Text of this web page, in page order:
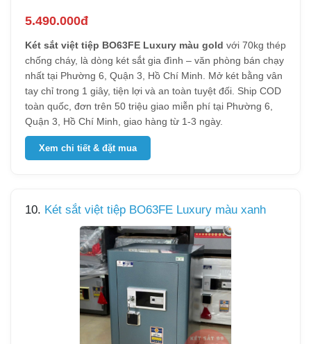
5.490.000đ
Két sắt việt tiệp BO63FE Luxury màu gold với 70kg thép
chống cháy, là dòng két sắt gia đình – văn phòng bán chạy
nhất tại Phường 6, Quận 3, Hồ Chí Minh. Mở két bằng vân
tay chỉ trong 1 giây, tiện lợi và an toàn tuyệt đối. Ship COD
toàn quốc, đơn trên 50 triệu giao miễn phí tại Phường 6,
Quận 3, Hồ Chí Minh, giao hàng từ 1-3 ngày.
Xem chi tiết & đặt mua
10. Két sắt việt tiệp BO63FE Luxury màu xanh